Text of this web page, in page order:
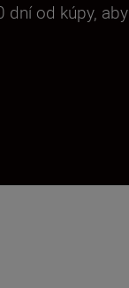
dní od kúpy, aby